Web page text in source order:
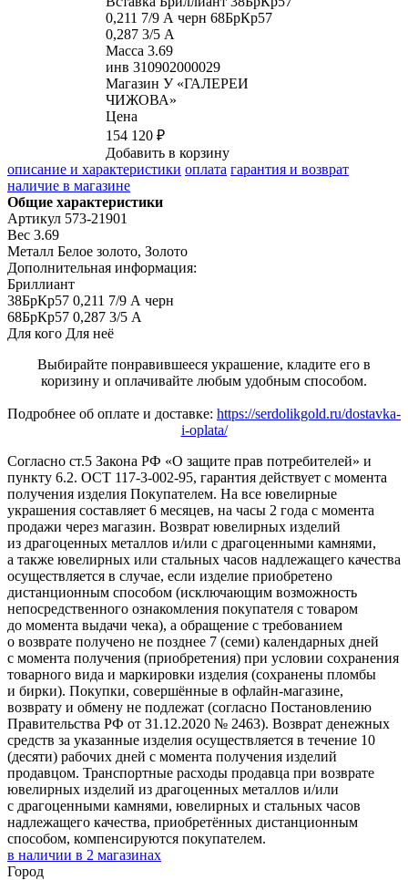
0,211 7/9 А черн 68БрКр57
0,287 3/5 А
Масса 3.69
инв 310902000029
Магазин У «ГАЛЕРЕИ
ЧИЖОВА»
Цена
154 120 ₽
Добавить в корзину
описание и характеристики оплата гарантия и возврат
наличие в магазине
Общие характеристики
Артикул 573-21901
Вес 3.69
Металл Белое золото, Золото
Дополнительная информация:
Бриллиант
38БрКр57 0,211 7/9 А черн
68БрКр57 0,287 3/5 А
Для кого Для неё
Выбирайте понравившееся украшение, кладите его в
коризину и оплачивайте любым удобным способом.
Подробнее об оплате и доставке: https://serdolikgold.ru/dostavka-
i-oplata/
Согласно ст.5 Закона РФ «О защите прав потребителей» и
пункту 6.2. ОСТ 117-3-002-95, гарантия действует с момента
получения изделия Покупателем. На все ювелирные
украшения составляет 6 месяцев, на часы 2 года с момента
продажи через магазин. Возврат ювелирных изделий
из драгоценных металлов и/или с драгоценными камнями,
а также ювелирных или стальных часов надлежащего качества
осуществляется в случае, если изделие приобретено
дистанционным способом (исключающим возможность
непосредственного ознакомления покупателя с товаром
до момента выдачи чека), а обращение с требованием
о возврате получено не позднее 7 (семи) календарных дней
с момента получения (приобретения) при условии сохранения
товарного вида и маркировки изделия (сохранены пломбы
и бирки). Покупки, совершённые в офлайн-магазине,
возврату и обмену не подлежат (согласно Постановлению
Правительства РФ от 31.12.2020 № 2463). Возврат денежных
средств за указанные изделия осуществляется в течение 10
(десяти) рабочих дней с момента получения изделий
продавцом. Транспортные расходы продавца при возврате
ювелирных изделий из драгоценных металлов и/или
с драгоценными камнями, ювелирных и стальных часов
надлежащего качества, приобретённых дистанционным
способом, компенсируются покупателем.
в наличии в 2 магазинах
Город